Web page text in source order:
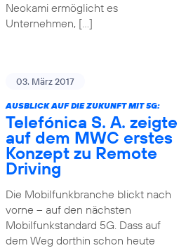
Neokami ermöglicht es
Unternehmen, […]
03. März 2017
AUSBLICK AUF DIE ZUKUNFT MIT 5G:
Telefónica S. A. zeigte
auf dem MWC erstes
Konzept zu Remote
Driving
Die Mobilfunkbranche blickt nach
vorne – auf den nächsten
Mobilfunkstandard 5G. Dass auf
dem Weg dorthin schon heute